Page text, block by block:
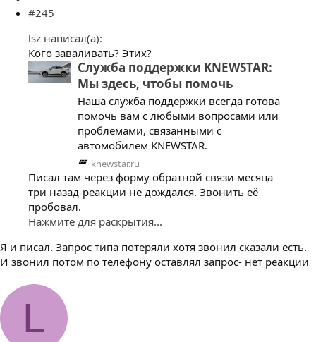
#245
lsz написал(а):
Кого заваливать? Этих?
Служба поддержки KNEWSTAR:
Мы здесь, чтобы помочь
Наша служба поддержки всегда готова
помочь вам с любыми вопросами или
проблемами, связанными с
автомобилем KNEWSTAR.
knewstar.ru
Писал там через форму обратной связи месяца
три назад-реакции не дождался. Звонить её
пробовал.
Нажмите для раскрытия...
Я и писал. Запрос типа потеряли хотя звонил сказали есть.
И звонил потом по телефону оставлял запрос- нет реакции
L